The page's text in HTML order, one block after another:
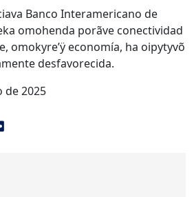
Banco Interamericano de
omohenda porãve conectividad
omokyre’ÿ economía, ha oipytyvõ
desfavorecida.
de 2025